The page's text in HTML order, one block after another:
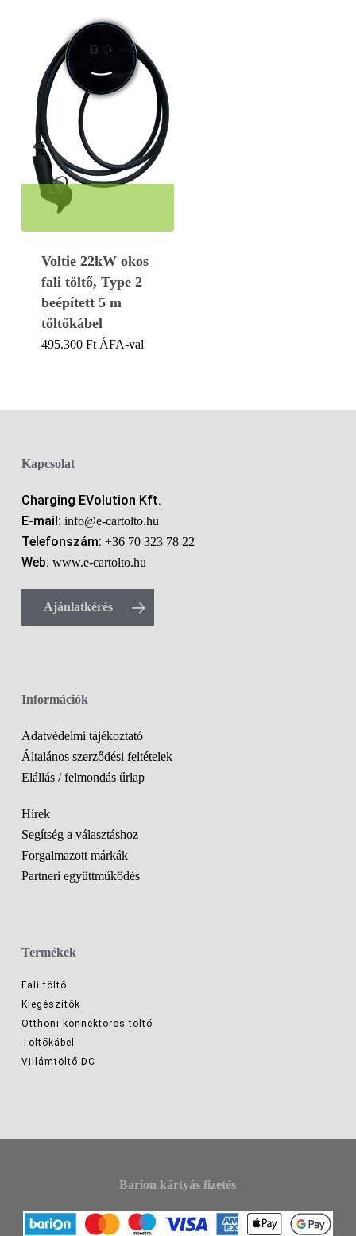
Voltie 22kW okos
fali töltő, Type 2
beépített 5 m
töltőkábel
495.300 Ft ÁFA-val
Kapcsolat
Charging EVolution Kft.
E-mail: info@e-cartolto.hu
Telefonszám: +36 70 323 78 22
Web: www.e-cartolto.hu
Ajánlatkérés
Információk
Adatvédelmi tájékoztató
Általános szerződési feltételek
Elállás / felmondás űrlap
Hírek
Segítség a választáshoz
Forgalmazott márkák
Partneri együttműködés
Termékek
Fali töltő
Kiegészítők
Otthoni konnektoros töltő
Töltőkábel
Villámtöltő DC
Barion kártyás fizetés